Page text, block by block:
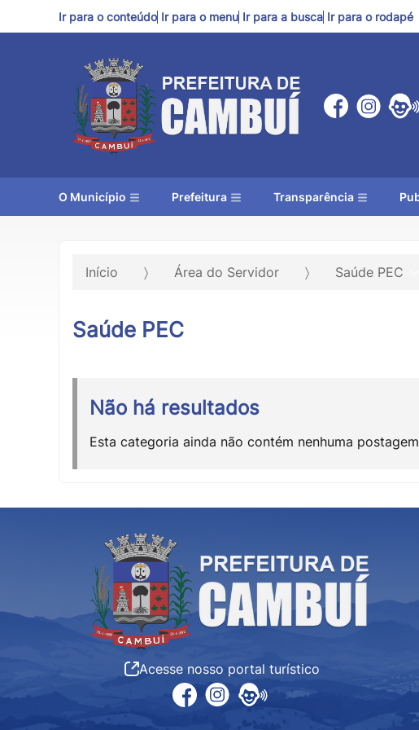
Ir para o conteúdo Ir para o menu Ir para a busca Ir para o rodapé
O Município Prefeitura Transparência
Início Área do Servidor Saúde PEC
Saúde PEC
Não há resultados
Esta categoria ainda não contém nenhuma
Acesse nosso portal turístico